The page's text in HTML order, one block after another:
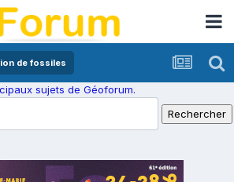
de fossiles
sujets de Géoforum.